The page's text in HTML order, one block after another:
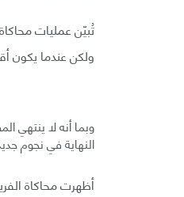
تُبيّن عمليات
ولكن عندما يكون
وبما أنه لا
النهاية في نجوم
أظهرت محاكاة